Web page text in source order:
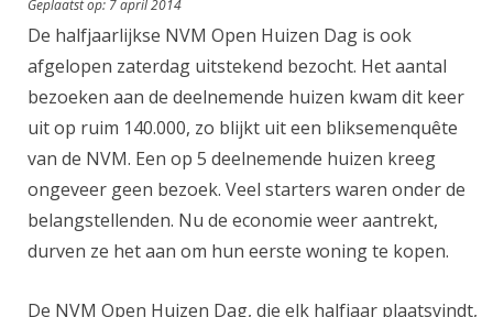
Geplaatst op: 7 april 2014
De halfjaarlijkse NVM Open Huizen Dag is ook
afgelopen zaterdag uitstekend bezocht. Het aantal
bezoeken aan de deelnemende huizen kwam dit keer
uit op ruim 140.000, zo blijkt uit een bliksemenquête
van de NVM. Een op 5 deelnemende huizen kreeg
ongeveer geen bezoek. Veel starters waren onder de
belangstellenden. Nu de economie weer aantrekt,
durven ze het aan om hun eerste woning te kopen.
De NVM Open Huizen Dag, die elk halfjaar plaatsvindt,